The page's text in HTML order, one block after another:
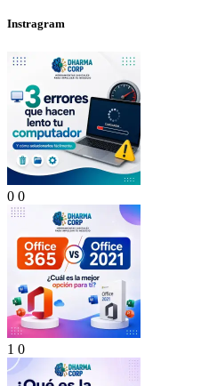
Instragram
0 0
1 0